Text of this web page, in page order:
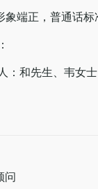
象端正，普通话
：和先生、韦女
问